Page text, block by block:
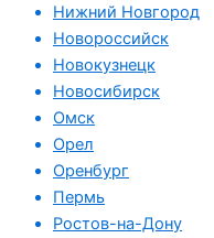
Нижний Новгород
Новороссийск
Новокузнецк
Новосибирск
Омск
Орел
Оренбург
Пермь
Ростов-на-Дону